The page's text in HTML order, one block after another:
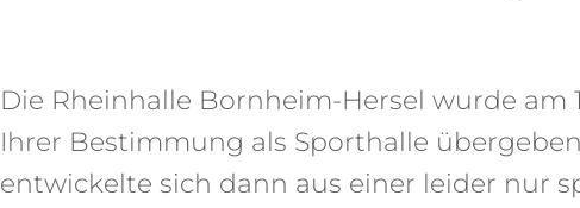
Die Rheinhalle Bornheim-Hersel wurde am
Ihrer Bestimmung als Sporthalle
entwickelte sich dann aus einer leider nur